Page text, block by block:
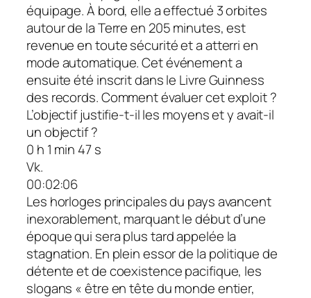
équipage. À bord, elle a effectué 3 orbites
autour de la Terre en 205 minutes, est
revenue en toute sécurité et a atterri en
mode automatique. Cet événement a
ensuite été inscrit dans le Livre Guinness
des records. Comment évaluer cet exploit ?
L’objectif justifie-t-il les moyens et y avait-il
un objectif ?
0 h 1 min 47 s
Vk.
00:02:06
Les horloges principales du pays avancent
inexorablement, marquant le début d’une
époque qui sera plus tard appelée la
stagnation. En plein essor de la politique de
détente et de coexistence pacifique, les
slogans « être en tête du monde entier,